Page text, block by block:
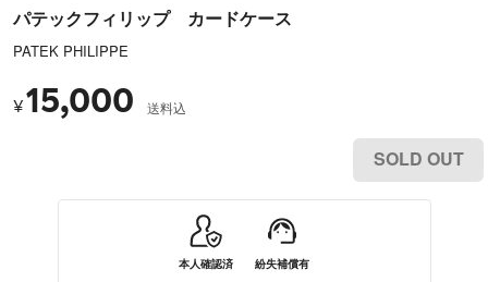
パテックフィリップ カードケース
PATEK PHILIPPE
¥15,000 送料込
SOLD OUT
本人確認済 紛失補償有